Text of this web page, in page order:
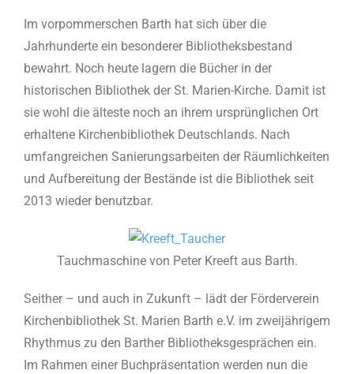
Im vorpommerschen Barth hat sich über die
Jahrhunderte ein besonderer Bibliotheksbestand
bewahrt. Noch heute lagern die Bücher in der
historischen Bibliothek der St. Marien-Kirche. Damit ist
sie wohl die älteste noch an ihrem ursprünglichen Ort
erhaltene Kirchenbibliothek Deutschlands. Nach
umfangreichen Sanierungsarbeiten der Räumlichkeiten
und Aufbereitung der Bestände ist die Bibliothek seit
2013 wieder benutzbar.
Tauchmaschine von Peter Kreeft aus Barth.
Seither – und auch in Zukunft – lädt der Förderverein
Kirchenbibliothek St. Marien Barth e.V. im zweijährigem
Rhythmus zu den Barther Bibliotheksgesprächen ein.
Im Rahmen einer Buchpräsentation werden nun die